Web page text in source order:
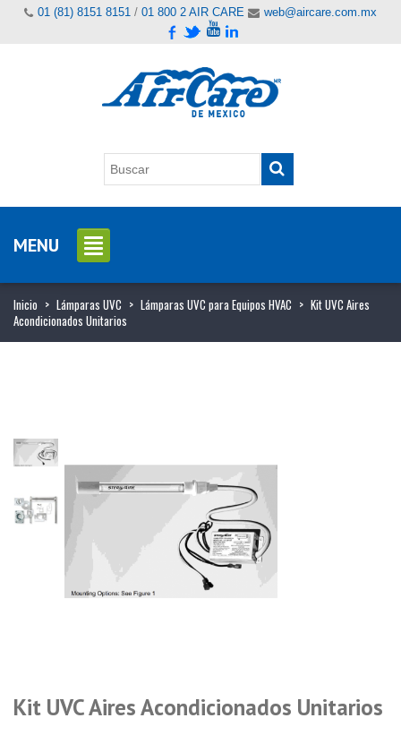
01 (81) 8151 8151 / 01 800 2 AIR CARE web@aircare.com.mx
MENU
Inicio > Lámparas UVC > Lámparas UVC para Equipos HVAC > Kit UVC Aires
Acondicionados Unitarios
Kit UVC Aires Acondicionados Unitarios